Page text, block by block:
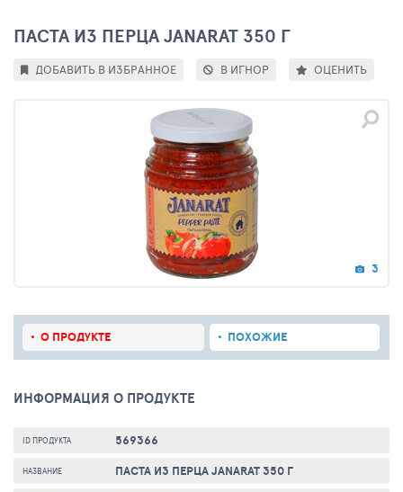
ПАСТА ИЗ ПЕРЦА JANARAT 350 Г
3
ДОБАВИТЬ В ИЗБРАННОЕ В ИГНОР ОЦЕНИТЬ
О ПРОДУКТЕ ПОХОЖИЕ
ИНФОРМАЦИЯ О ПРОДУКТЕ
ID ПРОДУКТА 569366
НАЗВАНИЕ ПАСТА ИЗ ПЕРЦА JANARAT 350 Г